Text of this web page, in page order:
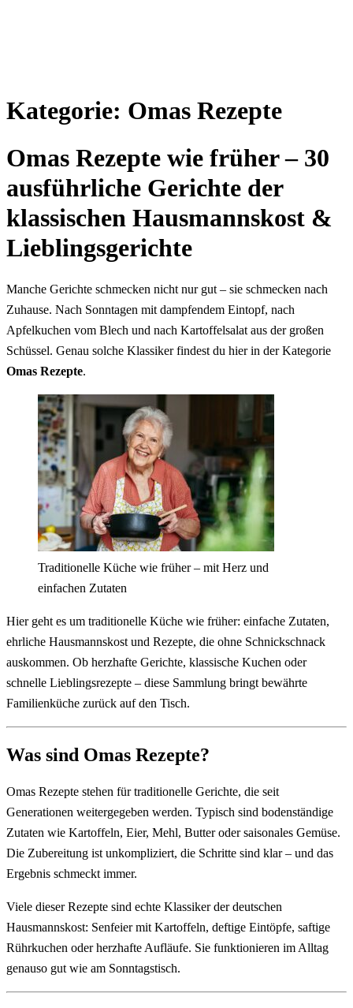
Kategorie: Omas Rezepte
Omas Rezepte wie früher – 30
ausführliche Gerichte der
klassischen Hausmannskost &
Lieblingsgerichte
Manche Gerichte schmecken nicht nur gut – sie schmecken nach
Zuhause. Nach Sonntagen mit dampfendem Eintopf, nach
Apfelkuchen vom Blech und nach Kartoffelsalat aus der großen
Schüssel. Genau solche Klassiker findest du hier in der Kategorie
Omas Rezepte.
Traditionelle Küche wie früher – mit Herz und
einfachen Zutaten
Hier geht es um traditionelle Küche wie früher: einfache Zutaten,
ehrliche Hausmannskost und Rezepte, die ohne Schnickschnack
auskommen. Ob herzhafte Gerichte, klassische Kuchen oder
schnelle Lieblingsrezepte – diese Sammlung bringt bewährte
Familienküche zurück auf den Tisch.
Was sind Omas Rezepte?
Omas Rezepte stehen für traditionelle Gerichte, die seit
Generationen weitergegeben werden. Typisch sind bodenständige
Zutaten wie Kartoffeln, Eier, Mehl, Butter oder saisonales Gemüse.
Die Zubereitung ist unkompliziert, die Schritte sind klar – und das
Ergebnis schmeckt immer.
Viele dieser Rezepte sind echte Klassiker der deutschen
Hausmannskost: Senfeier mit Kartoffeln, deftige Eintöpfe, saftige
Rührkuchen oder herzhafte Aufläufe. Sie funktionieren im Alltag
genauso gut wie am Sonntagstisch.